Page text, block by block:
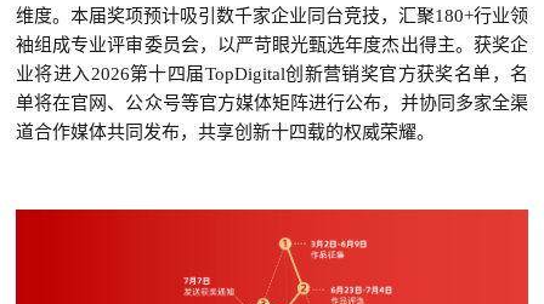
维度。本届奖项预计吸引数千家企业同台竞技，汇聚180+行业领
袖组成专业评审委员会，以严苛眼光甄选年度杰出得主。获奖企
业将进入2026第十四届TopDigital创新营销奖官方获奖名单，名
单将在官网、公众号等官方媒体矩阵进行公布，并协同 多家全渠
道合作媒体共同发布，共享创新十四载的权威荣耀。